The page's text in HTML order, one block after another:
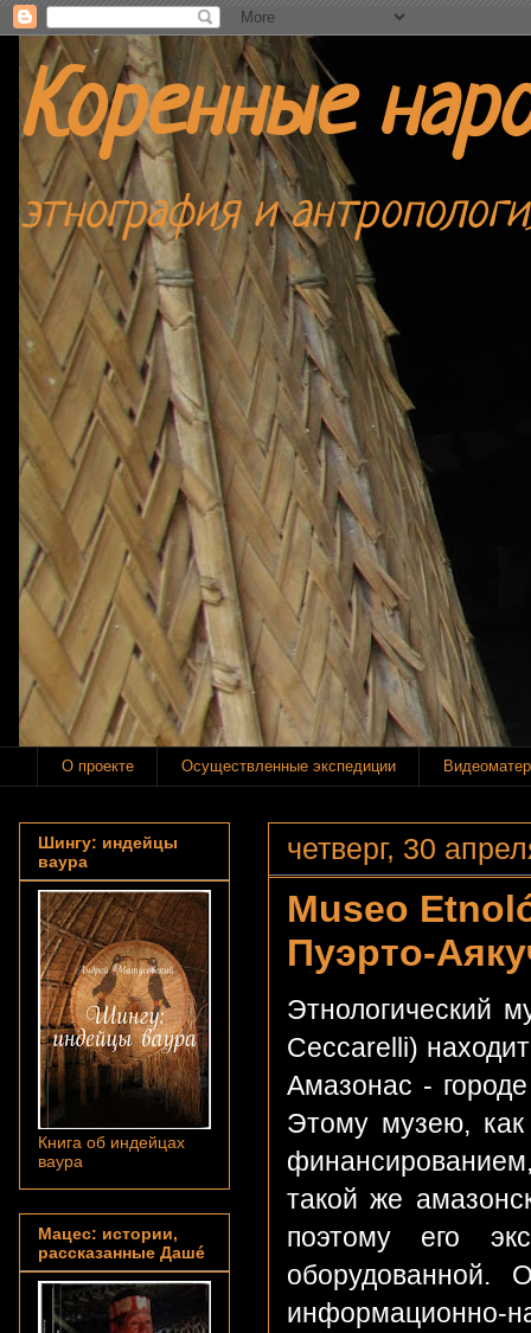
Коренные
этнография и
О проекте Осуществленные экспедиции
четверг, 30
Museo
Пуэрто-
Этнологический
Ceccarelli)
Амазонас -
Этому музею,
такой же
поэтому его
оборудованной.
Шингу: индейцы
ваура
Книга об индейцах
ваура
Мацес: истории,
рассказанные Дашé